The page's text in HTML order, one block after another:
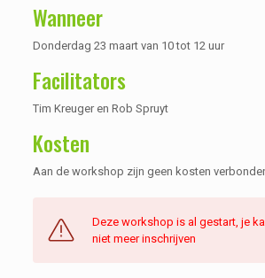
Wanneer
Donderdag 23 maart van 10 tot 12 uur
Facilitators
Tim Kreuger en Rob Spruyt
Kosten
Aan de workshop zijn geen kosten
Deze workshop is al gestart, je
niet meer inschrijven